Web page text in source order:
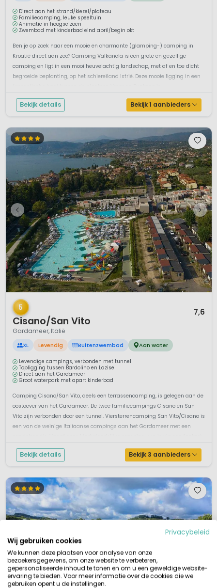
Direct aan het strand/kiezel/plateau
Familiecamping, leuke speeltuin
Animatie in hoogseizoen
Zwembad met kinderbad eind april/begin okt
Ben je op zoek naar een mooie en charmante (glamping-) camping in
Kroatië direct aan zee? Camping Valkanela is een grote en gezellige
camping en ligt in een mooi heuvelachtig landschap, met af en toe dicht
begroeide beplanting, op het schiereiland Istrië. Deze mooie ligging in een
Bekijk details Bekijk 1 aanbieders
1 / 12
5
Cisano/San Vito
7,6
Gardameer, Italië
XL Levendig Buitenzwembad Aan water
Levendige campings, verbonden met tunnel
Topligging tussen Bardolino en Lazise
Direct aan het Gardameer
Groot waterpark met apart kinderbad
Camping Cisano/San Vito, deels een terrassencamping, is gelegen aan de
oostoever van het Gardameer. De twee familiecampings Cisano en San
Vito zijn verbonden door een tunnel. Viersterrencamping San Vito/Cisano is
een van de weinige Italiaanse campings aan het Gardameer met een
Bekijk details Bekijk 3 aanbieders
Privacybeleid
Wij gebruiken cookies
We kunnen deze plaatsen voor analyse van onze
bezoekersgegevens, om onze website te verbeteren,
gepersonaliseerde inhoud te tonen en om u een geweldige website-
ervaring te bieden. Voor meer informatie over de cookies die we
gebruiken opent u de instellingen.